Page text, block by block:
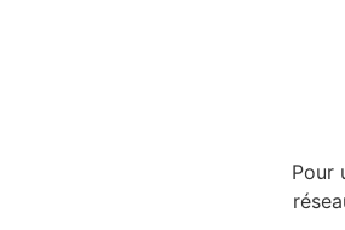
Pour